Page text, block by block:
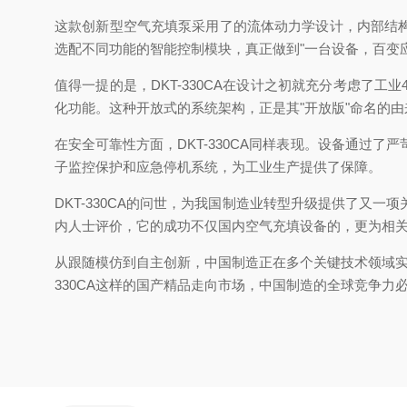
这款创新型空气充填泵采用了的流体动力学设计，内部
选配不同功能的智能控制模块，真正做到"一台设备，百
值得一提的是，DKT-330CA在设计之初就充分考虑了工
化功能。这种开放式的系统架构，正是其"开放版"命名的
在安全可靠性方面，DKT-330CA同样表现。设备通过了
子监控保护和应急停机系统，为工业生产提供了保障。
DKT-330CA的问世，为我国制造业转型升级提供了又一
内人士评价，它的成功不仅国内空气充填设备的，更为相
从跟随模仿到自主创新，中国制造正在多个关键技术领域
330CA这样的国产精品走向市场，中国制造的全球竞争力